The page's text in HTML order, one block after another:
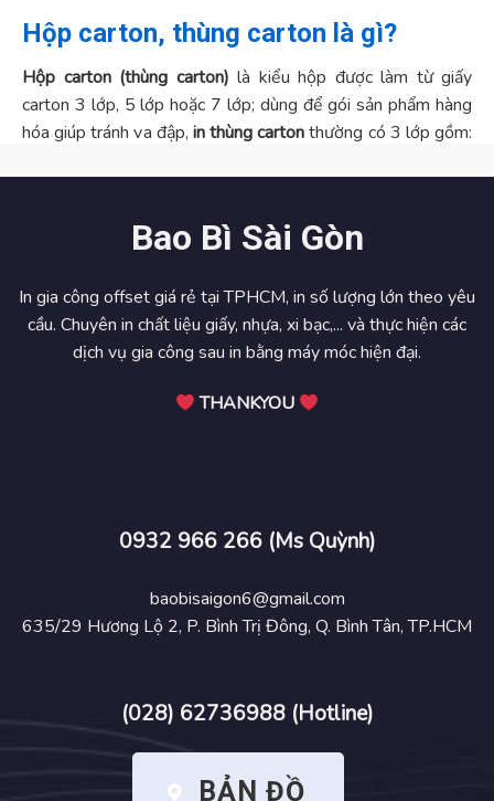
Hộp carton, thùng carton là gì?
Hộp carton (thùng carton) là kiểu hộp được làm từ giấy
carton 3 lớp, 5 lớp hoặc 7 lớp; dùng để gói sản phẩm hàng
hóa giúp tránh va đập, in thùng cartonthường có 3 lớp gồm:
chọn mua sản phẩm, khách hàng thường chọn những mặt
hàng có bao bì đẹp và chuyên nghiệp, sản phẩm không
đựng sản phẩm ngày càng được nhiều doanh nghiệp lựa
chọn để thay thế cho các loại bao bì bằng nhựa.
– Hộp giấy carton có nhiều công dụng, có thể chứa được
Bao Bì Sài Gòn
In gia công offset giá rẻ tại TPHCM, in số lượng lớn theo yêu
cầu. Chuyên in chất liệu giấy, nhựa, xi bạc,... và thực hiện các
dịch vụ gia công sau in bằng máy móc hiện đại.
THANKYOU
0932 966 266 (Ms Quỳnh)
baobisaigon6@gmail.com
635/29 Hương Lộ 2, P. Bình Trị Đông, Q. Bình Tân, TP.HCM
(028) 62736988 (Hotline)
BẢN ĐỒ